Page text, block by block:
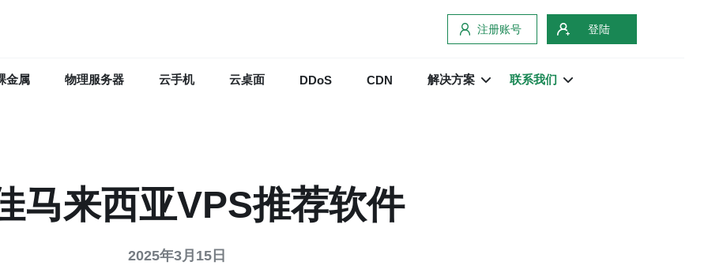
注册账号 登陆
金属 物理服务器 云手机 云桌面 DDoS CDN 解决方案 联系我们
马来西亚VPS推荐软件
2025年3月15日